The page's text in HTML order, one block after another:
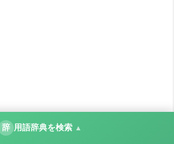
辞 用語辞典を検索 ▲